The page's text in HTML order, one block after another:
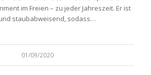
im Freien – zu jeder Jahreszeit. Er ist
staubabweisend, sodass…
01/09/2020